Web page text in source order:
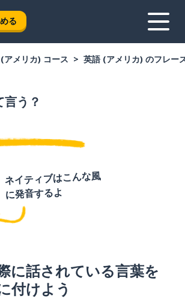
る
アメリカ) コース 英語 (アメリカ) のフレー
言う？
ネイティブはこんな風
に発音するよ
に話されている言葉を
付けよう